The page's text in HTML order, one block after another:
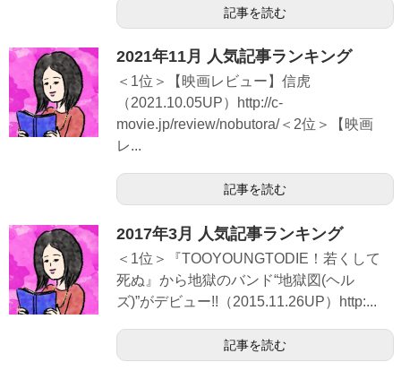
記事を読む
2021年11月 人気記事ランキング
＜1位＞【映画レビュー】信虎
（2021.10.05UP）http://c-
movie.jp/review/nobutora/＜2位＞【映画
レ...
記事を読む
2017年3月 人気記事ランキング
＜1位＞『TOOYOUNGTODIE！若くして
死ぬ』から地獄のバンド“地獄図(ヘル
ズ)”がデビュー!!（2015.11.26UP）http:...
記事を読む